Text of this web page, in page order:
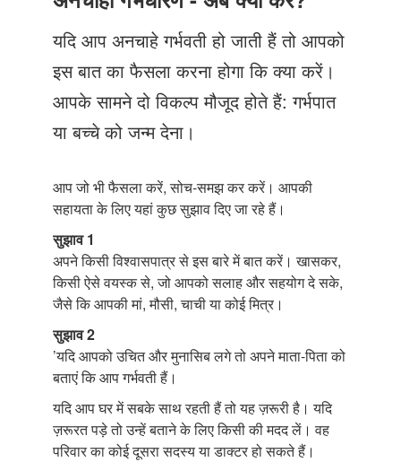
Just Poocho
संपर्क करें
यदि आप अनचाहे गर्भवती हो जाती हैं तो आपको
इस बात का फैसला करना होगा कि क्या करें।
आपके सामने दो विकल्प मौजूद होते हैं: गर्भपात
या बच्चे को जन्म देना।
आप जो भी फैसला करें, सोच-समझ कर करें। आपकी
सहायता के लिए यहां कुछ सुझाव दिए जा रहे हैं।
सुझाव 1
अपने किसी विश्वासपात्र से इस बारे में बात करें। खासकर,
किसी ऐसे वयस्क से, जो आपको सलाह और सहयोग दे सके,
जैसे कि आपकी मां, मौसी, चाची या कोई मित्र।
सुझाव 2
’यदि आपको उचित और मुनासिब लगे तो अपने माता-पिता को
बताएं कि आप गर्भवती हैं।
यदि आप घर में सबके साथ रहती हैं तो यह ज़रूरी है। यदि
ज़रूरत पड़े तो उन्हें बताने के लिए किसी की मदद लें। वह
परिवार का कोई दूसरा सदस्य या डाक्टर हो सकते हैं।